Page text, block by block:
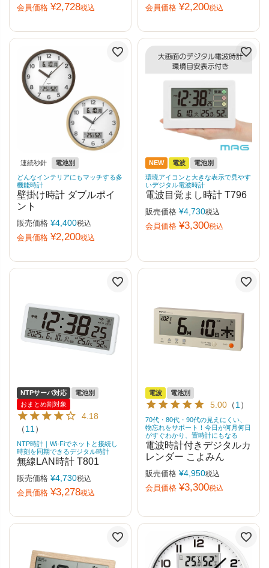
会員価格 ¥2,728税込 会員価格 ¥2,200税込
連続秒針
電池別
どんなインテリアにもマッチする多
機能時計
壁掛け時計 ダブルポイ
ント
販売価格 ¥4,400税込
会員価格 ¥2,200税込
NEW 電波
電池別
環境アイコンと大きな表示で見やす
いデジタル電波時計
電波目覚まし時計 T796
販売価格 ¥4,730税込
会員価格 ¥3,300税込
NTPサーバ対応
電池別
おまとめ割対象
4.18
（11 ）
NTP時計｜Wi-Fiでネットと接続し
時刻を同期できるデジタル時計
無線LAN時計 T801
販売価格 ¥4,730税込
会員価格 ¥3,278税込
電波 電池別
5.00 （1 ）
70代・80代・90代の見えにくい、
物忘れをサポート！今日が何月何日
がすぐわかり、置時計にもなる
電波時計付きデジタルカ
レンダー こよみん
販売価格 ¥4,950税込
会員価格 ¥3,300税込